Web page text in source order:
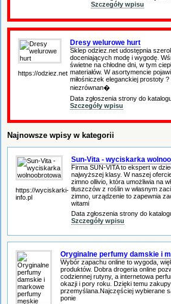
Szczegóły wpisu
https://odziez.net
Dresy welurowe hurt
Sklep odziez.net udostępnia
doceniających modę i wygodę.
świetne na chłodne dni, w tym
materiałów. W asortymencie
miłośniczek eleganckiej prostoty
niezrównan�
Data zgłoszenia strony do
Szczegóły wpisu
Najnowsze wpisy w kategorii
https://wyciskarki-
info.pl
Sun-Vita - wyciskarka
Firma SUN-VITA to ekspert w
najwyższej klasy. W naszej
zimno ollivio, która umożliwia na
tłuszczów z roślin w własnym
zimno, urządzenie to zapewnia
witami
Data zgłoszenia strony do
Szczegóły wpisu
Oryginalne perfumy damskie i
Wybór zapachu online to wygoda,
produktów. Dobra drogeria online
codziennej rutyny, a internetowa
okazji i pory roku. Dzięki temu
przemyślana.Najczęściej wybierane
ponie